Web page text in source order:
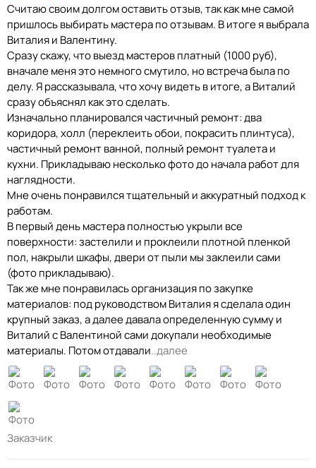
Считаю своим долгом оставить отзыв, так как мне самой
пришлось выбирать мастера по отзывам. В итоге я выбрала
Виталия и Валентину.
Сразу скажу, что выезд мастеров платный (1000 руб),
вначале меня это немного смутило, но встреча была по
делу. Я рассказывала, что хочу видеть в итоге, а Виталий
сразу объяснял как это сделать.
Изначально планировался частичный ремонт: два
коридора, холл (переклеить обои, покрасить плинтуса),
частичный ремонт ванной, полный ремонт туалета и
кухни. Прикладываю несколько фото до начала работ для
наглядности.
Мне очень понравился тщательный и аккуратный подход к
работам.
В первый день мастера полностью укрыли все
поверхности: застелили и проклеили плотной пленкой
пол, накрыли шкафы, двери от пыли мы заклеили сами
(фото прикладываю).
Так же мне понравилась организация по закупке
материалов: под руководством Виталия я сделала один
крупный заказ, а далее давала определенную сумму и
Виталий с Валентиной сами докупали необходимые
материалы. Потом отдавали..далее
Заказчик